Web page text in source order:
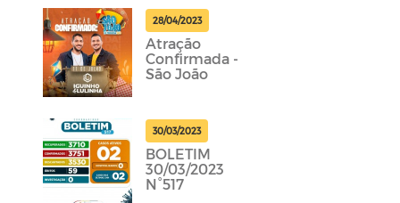
28/04/2023
Atração
Confirmada -
São João
30/03/2023
BOLETIM
30/03/2023
N°517